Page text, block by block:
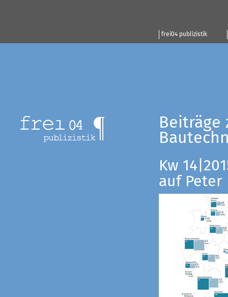
frei04 publizistik
Beiträge
Kw
auf Peter